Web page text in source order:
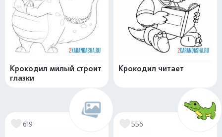
Крокодил милый строит
глазки
Крокодил читает
619 556